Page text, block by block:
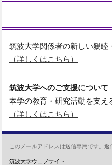
筑波大学関係者の新しい親睦
（詳しくはこちら）
筑波大学へのご支援について
本学の教育・研究活動を支え
（詳しくはこちら）
このメールアドレスは送信専用です。返
筑波大学ウェブサイト